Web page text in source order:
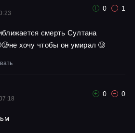
0 1
смерть Султана
хочу чтобы он умирал 🥲
0 0